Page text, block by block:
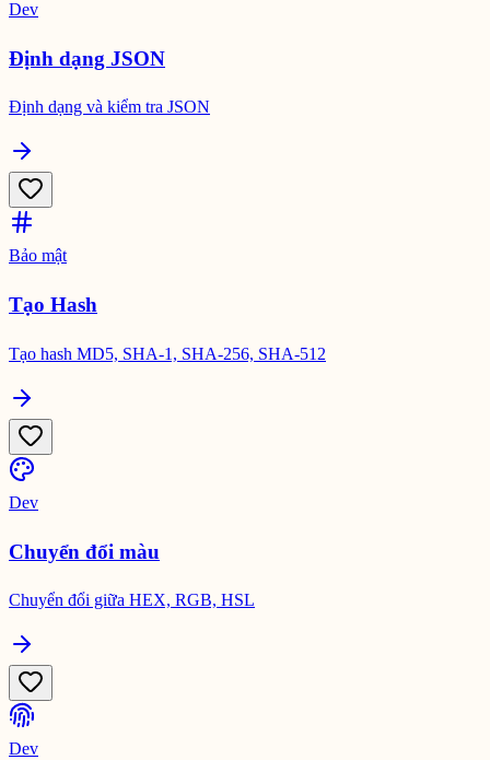
Dev
Định dạng JSON
Định dạng và kiểm tra JSON
Bảo mật
Tạo Hash
Tạo hash MD5, SHA-1, SHA-256, SHA-512
Dev
Chuyển đổi màu
Chuyển đổi giữa HEX, RGB, HSL
Dev